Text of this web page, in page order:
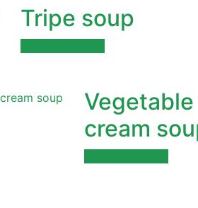
Tripe soup
Vegetable
cream